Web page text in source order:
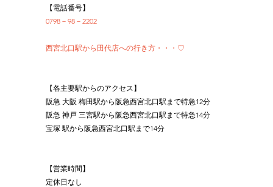
【電話番号】
0798－98－2202
西宮北口駅から田代店への行き方・・・♡
【各主要駅からのアクセス】
阪急 大阪 梅田駅から阪急西宮北口駅まで特急12分
阪急 神戸 三宮駅から阪急西宮北口駅まで特急14分
宝塚 駅から阪急西宮北口駅まで14分
【営業時間】
定休日なし